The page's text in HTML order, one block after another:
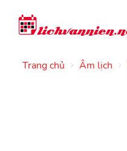
Trang chủ Âm lịch